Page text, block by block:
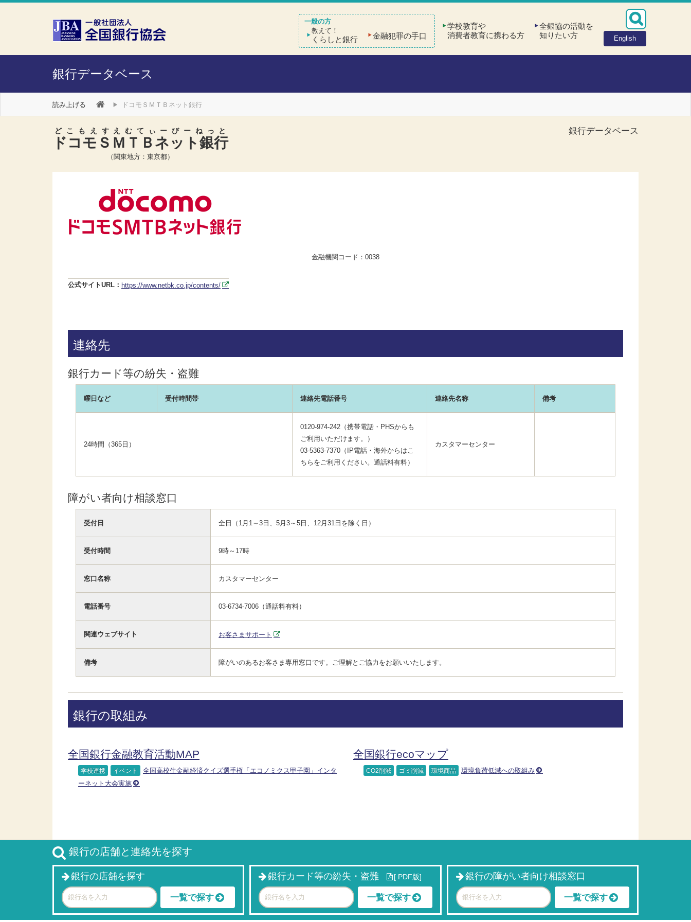
本文へスキップ
障がい者向け相談窓口
English
教えて！
くらしと銀行 金融犯罪の手口
学校教育や
消費者教育に携わる方
全銀協の活動を
知りたい方
銀行データベース
読み上げる ドコモＳＭＴＢネット銀行
ドコモＳＭＴＢネット銀行
どこもえすえむてぃーびーねっと
（関東地方：東京都）
銀行データベース
金融機関コード：0038
公式サイトURL： https://www.netbk.co.jp/contents/
連絡先
銀行カード等の紛失・盗難
曜日など 受付時間帯 連絡先電話番号 連絡先名称 備考
24時間（365日）
0120-974-242（携帯電話・PHSからも
ご利用いただけます。）
03-5363-7370（IP電話・海外からはこ
ちらをご利用ください。通話料有料）
カスタマーセンター
障がい者向け相談窓口
受付日 全日（1月1～3日、5月3～5日、12月31日を除く日）
受付時間 9時～17時
窓口名称 カスタマーセンター
電話番号 03-6734-7006（通話料有料）
関連ウェブサイト お客さまサポート
備考 障がいのあるお客さま専用窓口です。ご理解とご協力をお願いいたします。
銀行の取組み
全国銀行金融教育活動MAP
学校連携 イベント
全国高校生金融経済クイズ選手権「エコノミクス甲子園」インタ
ーネット大会実施
全国銀行ecoマップ
CO2削減 ゴミ削減 環境商品 環境負荷低減への取組み
銀行の店舗と連絡先を探す
銀行の店舗を探す
一覧で探す
銀行カード等の紛失・盗難 [ PDF版]
一覧で探す
銀行の障がい者向け相談窓口
一覧で探す